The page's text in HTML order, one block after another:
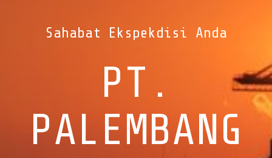
Sahabat Ekspekdisi Anda
PT.
PALEMBANG